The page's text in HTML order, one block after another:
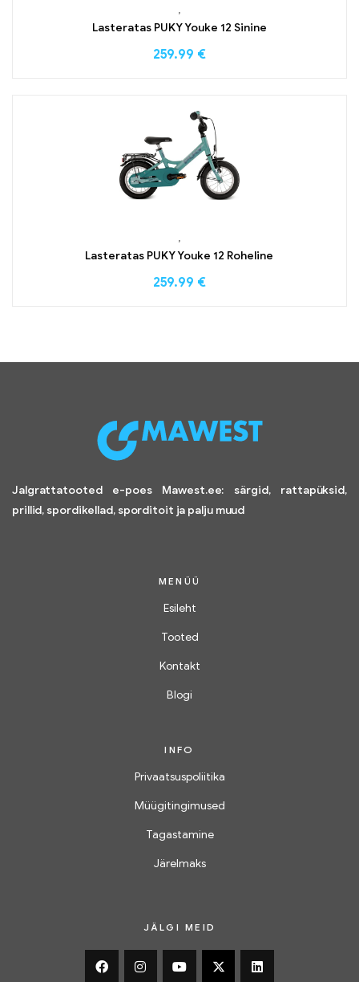
,
Lasteratas PUKY Youke 12 Sinine
259.99 €
,
Lasteratas PUKY Youke 12 Roheline
259.99 €
Jalgrattatooted e-poes Mawest.ee: särgid, rattapüksid,
prillid, spordikellad, sporditoit ja palju muud
MENÜÜ
Esileht
Tooted
Kontakt
Blogi
INFO
Privaatsuspoliitika
Müügitingimused
Tagastamine
Järelmaks
JÄLGI MEID